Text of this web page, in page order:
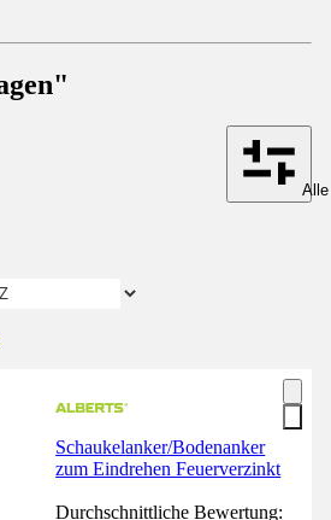
Schaukelanker/Bodenanker
zum Eindrehen Feuerverzinkt
Durchschnittliche Bewertung: